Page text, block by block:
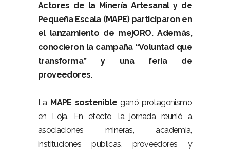
Actores de la Minería Artesanal y de
Pequeña Escala (MAPE) participaron en
el lanzamiento de mejORO. Además,
conocieron la campaña “Voluntad que
transforma” y una feria de
proveedores.
La MAPE sostenible ganó protagonismo
en Loja. En efecto, la jornada reunió a
asociaciones mineras, academia,
instituciones públicas, proveedores y